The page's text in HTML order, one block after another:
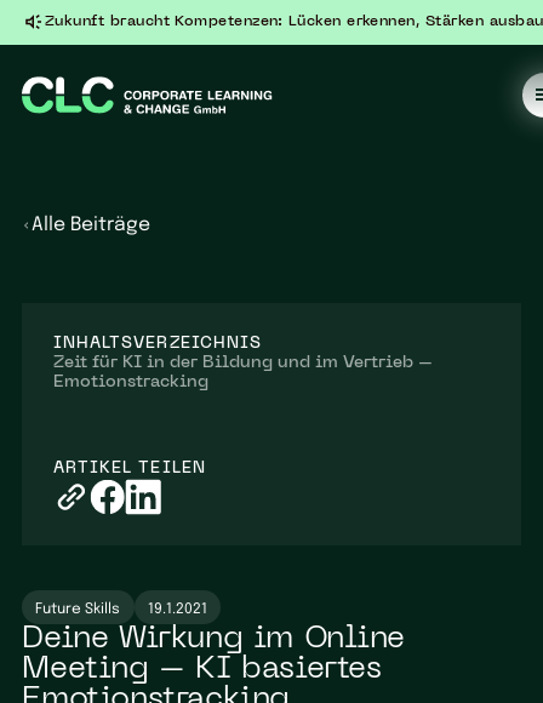
Zukunft braucht Kompetenzen: Lücken erkennen, Stärken
Alle Beiträge
Future Skills 19.1.2021
Deine Wirkung im Online
Meeting – KI basiertes
INHALTSVERZEICHNIS
Zeit für KI in der Bildung und im Vertrieb –
Emotionstracking
ARTIKEL TEILEN